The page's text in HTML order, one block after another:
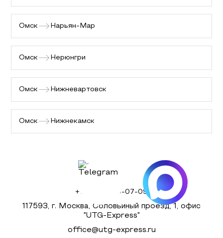
Омск Нарьян-Мар
Омск Нерюнгри
Омск Нижневартовск
Омск Нижнекамск
+7 (495) 980-07-09
117593, г. Москва, Соловьиный проезд, 1, офис
"UTG-Express"
office@utg-express.ru